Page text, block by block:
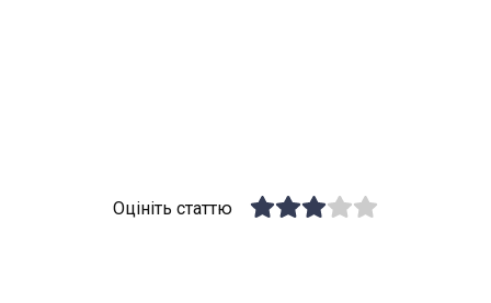
Оцініть статтю